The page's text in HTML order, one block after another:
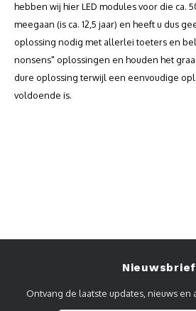
Muursteunen-wand uithouders
Aluminium rechte WIFI mast met
hebben wij hier LED modules voor die ca.
meegaan (is ca. 12,5 jaar) en heeft u dus
oplossing nodig met allerlei toeters en
nonsens" oplossingen en houden het
dure oplossing terwijl een eenvoudige
voldoende is.
Nieuwsbrief
Ontvang de laatste updates, nieuws en